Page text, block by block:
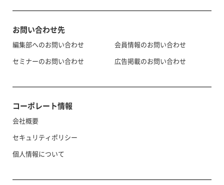
お問い合わせ先
編集部へのお問い合わせ
セミナーのお問い合わせ
会員情報のお問い合わせ
広告掲載のお問い合わせ
コーポレート情報
会社概要
セキュリティポリシー
個人情報について